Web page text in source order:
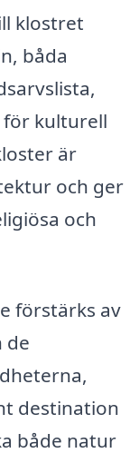
klostret
båda
kulturell
är
och ger
och
förstärks av
de
destination
både natur